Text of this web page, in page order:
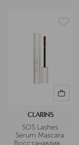
CLARINS
SOS Lashes
Serum Mascara
Восстанавливающий